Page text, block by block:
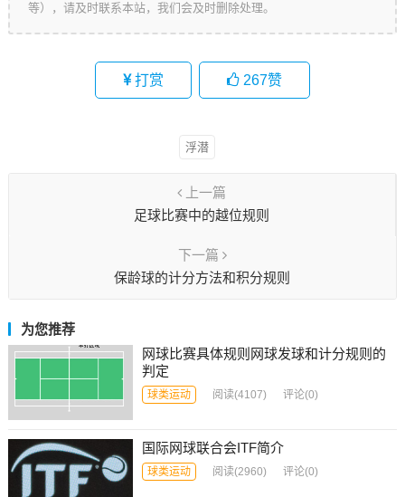
等），请及时联系本站，我们会及时删除处理。
打赏 267赞
浮潜
上一篇
足球比赛中的越位规则
下一篇
保龄球的计分方法和积分规则
为您推荐
网球比赛具体规则网球发球和计分规则的
判定
球类运动 阅读(4107) 评论(0)
国际网球联合会ITF简介
球类运动 阅读(2960) 评论(0)